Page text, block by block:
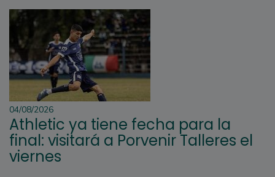
04/08/2026
Athletic ya tiene fecha para la
final: visitará a Porvenir Talleres el
viernes